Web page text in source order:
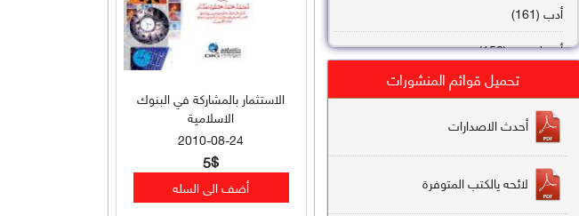
أدب (161)
أصول فقه (158)
تاريخ (138)
فقه شافعي (132)
فقه حنفي (113)
تحميل قوائم المنشورات
أحدث الاصدارات
لائحه يالكتب المتوفرة
الاستثمار بالمشاركة في البنوك
الاسلامية
2010-08-24
5$